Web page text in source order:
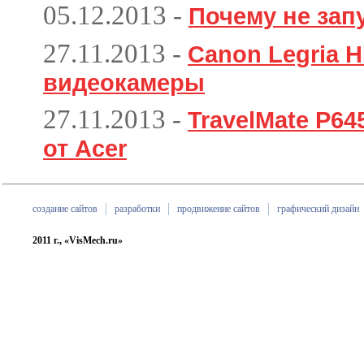
05.12.2013 - Почему не
27.11.2013 - Canon Legria
видеокамеры
27.11.2013 - TravelMate
от Acer
создание сайтов разработки продвижение сайтов графический дизайн
2011 г., «VisMech.ru»